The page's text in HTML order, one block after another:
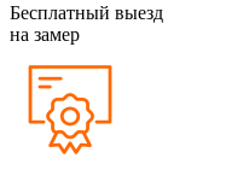
Бесплатный выезд
на замер